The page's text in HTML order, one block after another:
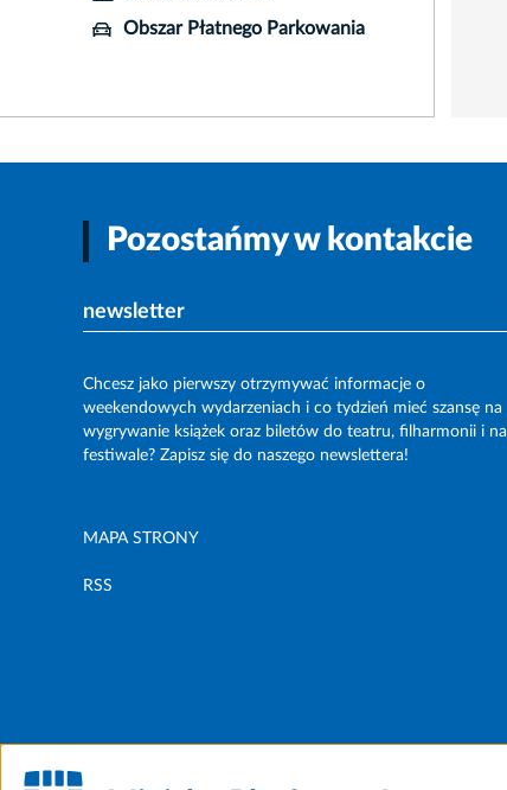
Obszar Płatnego Parkowania
Pozostańmy w kontakcie
newsletter
Chcesz jako pierwszy otrzymywać informacje o
weekendowych wydarzeniach i co tydzień mieć szansę na
wygrywanie książek oraz biletów do teatru, filharmonii i na
festiwale? Zapisz się do naszego newslettera!
MAPA STRONY
RSS